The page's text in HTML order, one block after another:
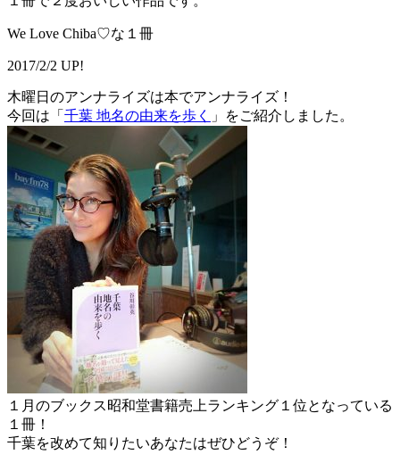
We Love Chiba♡な１冊
2017/2/2 UP!
木曜日のアンナライズは本でアンナライズ！
今回は「 千葉 地名の由来を歩く 」をご紹介しました。
１月のブックス昭和堂書籍売上ランキング１位となっている
１冊！
千葉を改めて知りたいあなたはぜひどうぞ！